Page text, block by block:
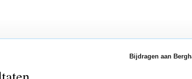
Bijdragen aan